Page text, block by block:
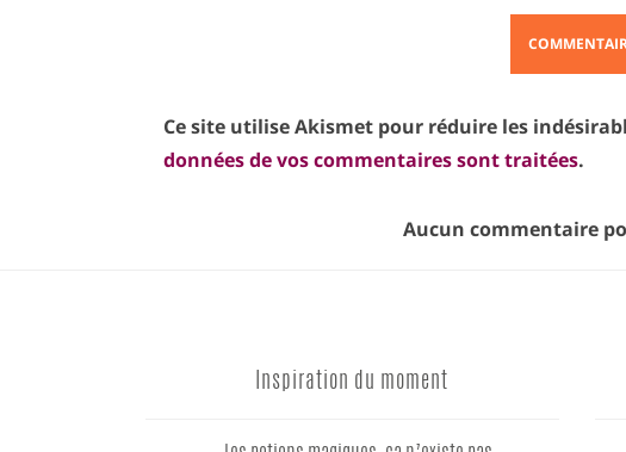
Ce site utilise Akismet pour réduire les
données de vos commentaires sont traitées.
Aucun commentaire
Inspiration du moment